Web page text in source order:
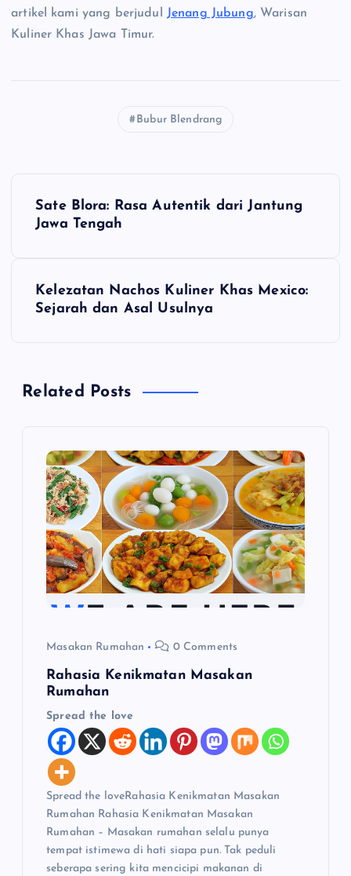
artikel kami yang berjudul Jenang Jubung, Warisan
Kuliner Khas Jawa Timur.
Bubur Blendrang
N
a
Sate Blora: Rasa Autentik dari Jantung
Jawa Tengah
Kelezatan Nachos Kuliner Khas Mexico:
Sejarah dan Asal Usulnya
Related Posts
Masakan Rumahan 0 Comments
Rahasia Kenikmatan Masakan
Rumahan
Spread the love
Spread the loveRahasia Kenikmatan Masakan
Rumahan Rahasia Kenikmatan Masakan
Rumahan – Masakan rumahan selalu punya
tempat istimewa di hati siapa pun. Tak peduli
seberapa sering kita mencicipi makanan di